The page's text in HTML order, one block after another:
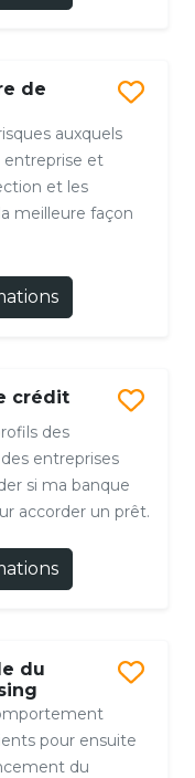
de
auxquels
entreprise et
et les
meilleure façon
crédit
des
entreprises
si ma banque
accorder un prêt.
du
pour ensuite
du